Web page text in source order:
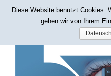
Inhalt
Mobil erreichbar: 0171
Diese Website benutzt Cookies.
gehen wir von Ihrem